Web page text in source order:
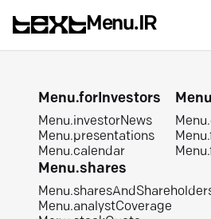
Menu.IR
Menu.forInvestors
Menu.investorNews
Menu.presentations
Menu.calendar
Menu.shares
Menu.analystCoverage